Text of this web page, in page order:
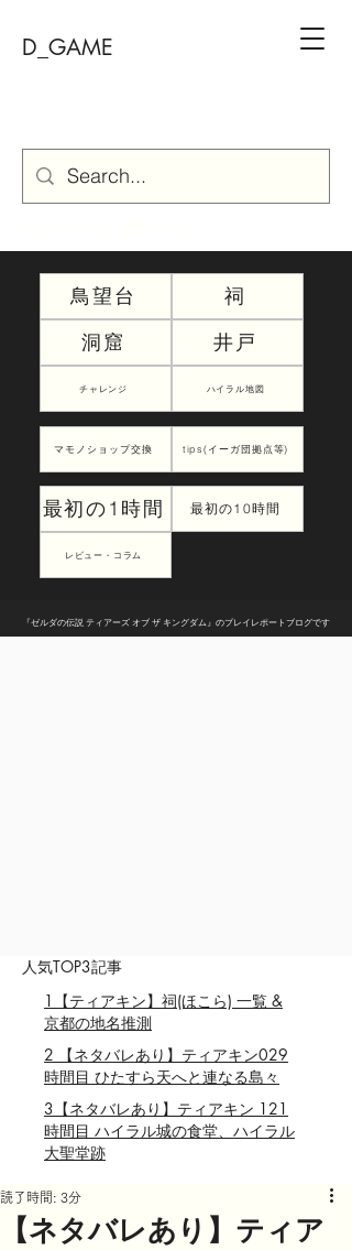
D_GAME
鳥望台
祠
洞窟
井戸
チャレンジ ハイラル地図
マモノショップ交換 tips(イーガ団拠点等)
最初の1時間 最初の10時間
レビュー・コラム
『ゼルダの伝説 ティアーズ オブ ザ キングダム』のプレイレポートブログです
人気TOP3記事
1【ティアキン】祠(ほこら) 一覧 &
京都の地名推測
2 【ネタバレあり】ティアキン029
時間目 ひたすら天へと連なる島々
3【ネタバレあり】ティアキン 121
時間目 ハイラル城の食堂、ハイラル
大聖堂跡
【ネタバレあり】ティア
読了時間: 3分